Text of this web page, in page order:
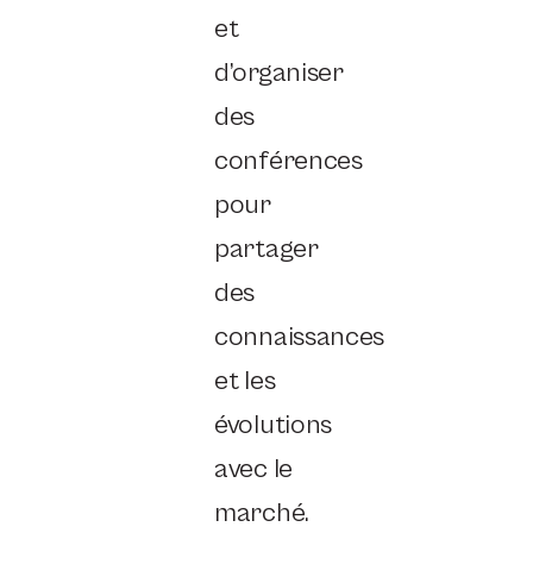
et
d’organiser
des
conférences
pour
partager
des
connaissances
et les
évolutions
avec le
marché.